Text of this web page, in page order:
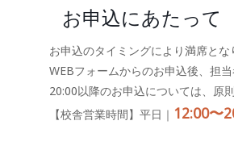
お申込にあたって
お申込のタイミングにより満席と
WEBフォームからのお申込後、担
20:00以降のお申込については、原
【校舎営業時間】平日｜ 12:00〜